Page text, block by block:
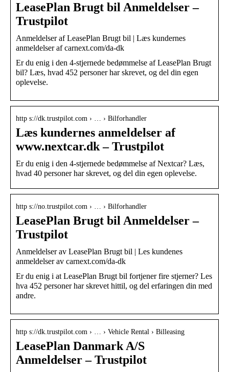
LeasePlan Brugt bil Anmeldelser –
Trustpilot
Anmeldelser af LeasePlan Brugt bil | Læs kundernes
anmeldelser af carnext.com/da-dk
Er du enig i den 4-stjernede bedømmelse af LeasePlan Brugt
bil? Læs, hvad 452 personer har skrevet, og del din egen
oplevelse.
http s://dk.trustpilot.com › … › Bilforhandler
Læs kundernes anmeldelser af
www.nextcar.dk – Trustpilot
Er du enig i den 4-stjernede bedømmelse af Nextcar? Læs,
hvad 40 personer har skrevet, og del din egen oplevelse.
http s://no.trustpilot.com › … › Bilforhandler
LeasePlan Brugt bil Anmeldelser –
Trustpilot
Anmeldelser av LeasePlan Brugt bil | Les kundenes
anmeldelser av carnext.com/da-dk
Er du enig i at LeasePlan Brugt bil fortjener fire stjerner? Les
hva 452 personer har skrevet hittil, og del erfaringen din med
andre.
http s://dk.trustpilot.com › … › Vehicle Rental › Billeasing
LeasePlan Danmark A/S
Anmeldelser – Trustpilot